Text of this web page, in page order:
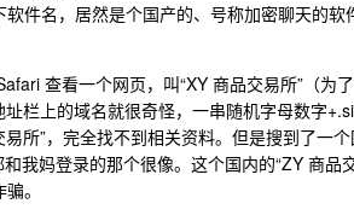
件名，居然是个国产的、号称加密聊天的
查看一个网页，叫“XY 商品交易所”（为
栏上的域名就很奇怪，一串随机字母数字
所”，完全找不到相关资料。但是搜到了一个
我妈登录的那个很像。这个国内的“ZY 商品
。